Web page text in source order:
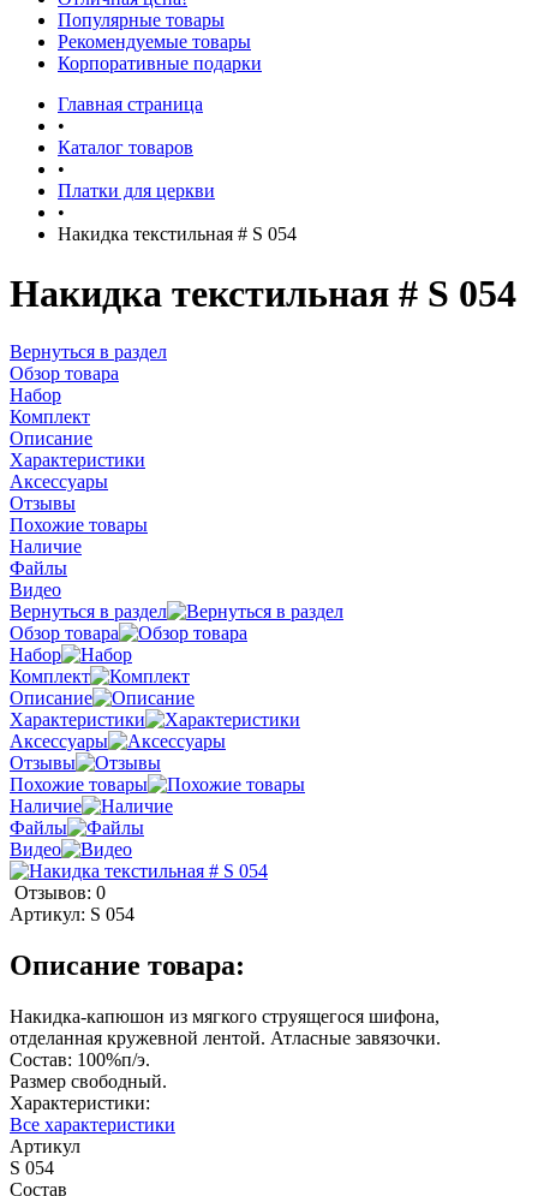
Популярные товары
Рекомендуемые товары
Корпоративные подарки
Главная страница
•
Каталог товаров
•
Платки для церкви
•
Накидка текстильная # S 054
Накидка текстильная # S 054
Вернуться в раздел
Обзор товара
Набор
Комплект
Описание
Характеристики
Аксессуары
Отзывы
Похожие товары
Наличие
Файлы
Видео
Вернуться в раздел
Обзор товара
Набор
Комплект
Описание
Характеристики
Аксессуары
Отзывы
Похожие товары
Наличие
Файлы
Видео
Отзывов: 0
Артикул: S 054
Описание товара:
Накидка-капюшон из мягкого струящегося шифона,
отделанная кружевной лентой. Атласные завязочки.
Состав: 100%п/э.
Размер свободный.
Характеристики:
Все характеристики
Артикул
S 054
Состав